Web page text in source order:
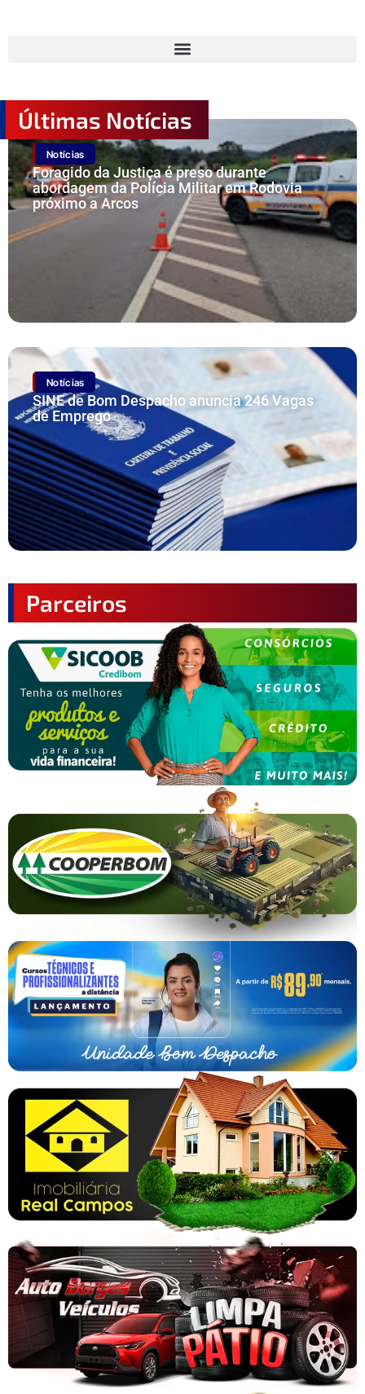
Últimas Notícias
Notícias
Foragido da Justiça é preso durante
abordagem da Polícia Militar em Rodovia
próximo a Arcos
Notícias
SINE de Bom Despacho anuncia 246 Vagas
de Emprego
Parceiros